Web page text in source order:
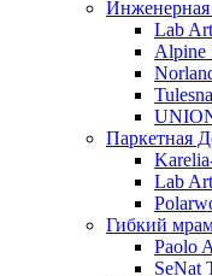
Инженерная
Lab
Alpine
Tulesna
Паркетная
Lab
Гибкий
Paolo
SeNat